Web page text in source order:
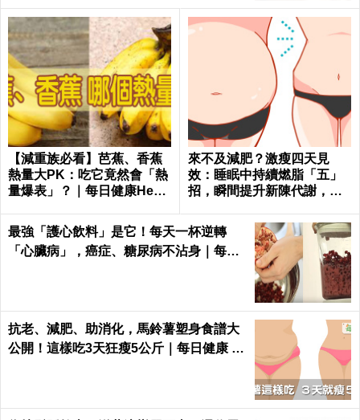
【減重族必看】芭蕉、香蕉
熱量大PK：吃它竟然會「熱
量爆表」？｜每日健康Healt
來不及減肥？激瘦四天見
效：睡眠中持續燃脂「五」
招，瞬間提升新陳代謝，輕
最強「護心飲料」是它！每天一杯逆轉
「心臟病」，癌症、糖尿病不沾身｜每日
抗老、減肥、助消化，馬鈴薯塑身食譜大
公開！這樣吃3天狂瘦5公斤｜每日健康 H